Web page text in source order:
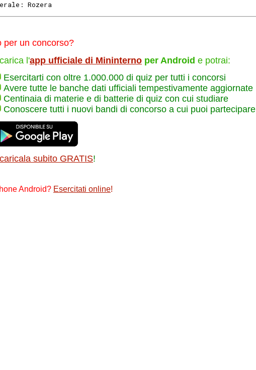
Rozera
per un concorso?
l'app ufficiale di Mininterno per Android e potrai:
Esercitarti con oltre 1.000.000 di quiz per tutti i concorsi
Avere tutte le banche dati ufficiali tempestivamente aggiornate
Centinaia di materie e di batterie di quiz con cui studiare
Conoscere tutti i nuovi bandi di concorso a cui puoi partecipare
subito GRATIS!
Android? Esercitati online!